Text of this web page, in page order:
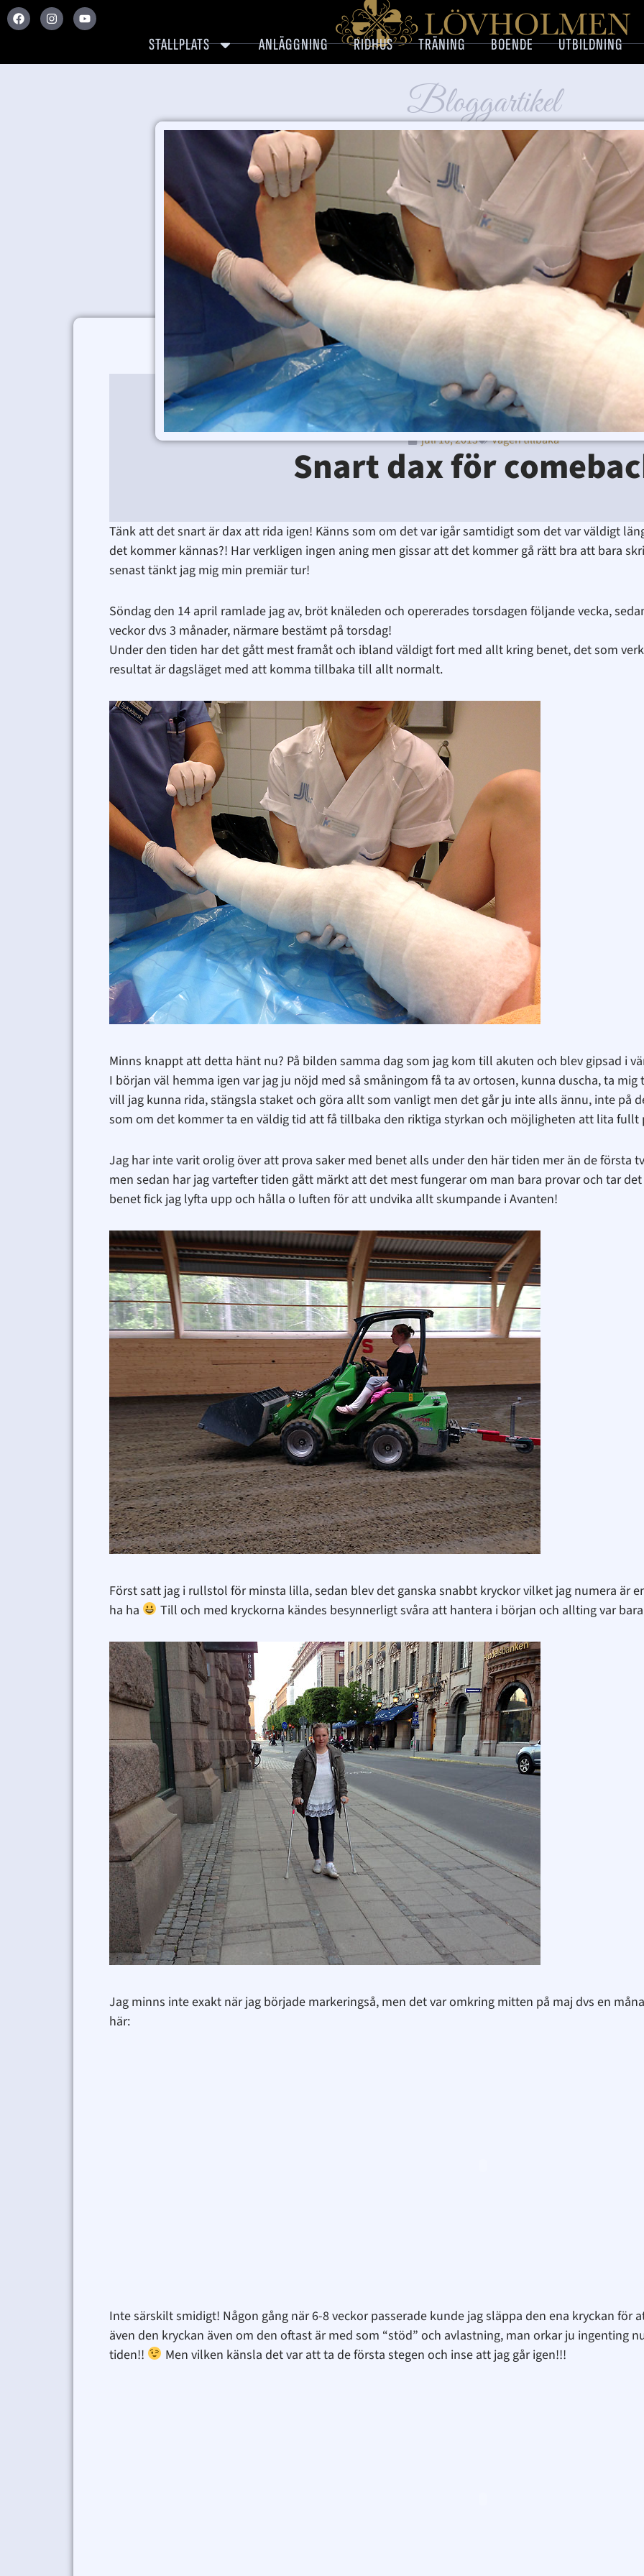
STALLPLATS ANLÄGGNING RIDHUS TRÄNING BOENDE UTBILDNING
Bloggartikel
Ditte Lindbom juli 16, 2013 1:08 e m Inga
juli 16, 2013 Vägen tillbaka
Snart dax för
Tänk att det snart är dax att rida igen! Känns som om det var igår samtidigt som det var väldigt
det kommer kännas?! Har verkligen ingen aning men gissar att det kommer gå rätt bra att bara
senast tänkt jag mig min premiär tur!
Söndag den 14 april ramlade jag av, bröt knäleden och opererades torsdagen följande vecka,
veckor dvs 3 månader, närmare bestämt på torsdag!
Under den tiden har det gått mest framåt och ibland väldigt fort med allt kring benet, det som
resultat är dagsläget med att komma tillbaka till allt normalt.
Minns knappt att detta hänt nu? På bilden samma dag som jag kom till akuten och blev gipsad i
I början väl hemma igen var jag ju nöjd med så småningom få ta av ortosen, kunna duscha, ta
vill jag kunna rida, stängsla staket och göra allt som vanligt men det går ju inte alls ännu, inte på
som om det kommer ta en väldig tid att få tillbaka den riktiga styrkan och möjligheten att lita fullt
Jag har inte varit orolig över att prova saker med benet alls under den här tiden mer än de första
men sedan har jag vartefter tiden gått märkt att det mest fungerar om man bara provar och tar
benet fick jag lyfta upp och hålla o luften för att undvika allt skumpande i Avanten!
Först satt jag i rullstol för minsta lilla, sedan blev det ganska snabbt kryckor vilket jag numera är
ha ha
Till och med kryckorna kändes besynnerligt svåra att hantera i början och allting var
Jag minns inte exakt när jag började markeringså, men det var omkring mitten på maj dvs en
här:
Inte särskilt smidigt! Någon gång när 6-8 veckor passerade kunde jag släppa den ena kryckan för
även den kryckan även om den oftast är med som “stöd” och avlastning, man orkar ju ingenting
tiden!!
Men vilken känsla det var att ta de första stegen och inse att jag går igen!!!